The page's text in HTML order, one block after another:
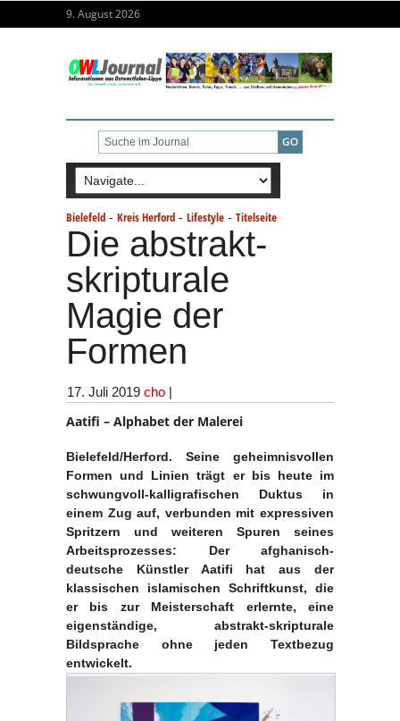
9. August 2026
Bielefeld - Kreis Herford - Lifestyle - Titelseite
Die abstrakt-
skripturale
Magie der
Formen
17. Juli 2019 cho |
Aatifi – Alphabet der Malerei
Bielefeld/Herford. Seine geheimnisvollen
Formen und Linien trägt er bis heute im
schwungvoll-kalligrafischen Duktus in
einem Zug auf, verbunden mit expressiven
Spritzern und weiteren Spuren seines
Arbeitsprozesses: Der afghanisch-
deutsche Künstler Aatifi hat aus der
klassischen islamischen Schriftkunst, die
er bis zur Meisterschaft erlernte, eine
eigenständige, abstrakt-skripturale
Bildsprache ohne jeden Textbezug
entwickelt.